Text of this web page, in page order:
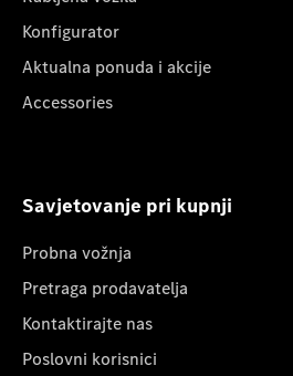
Konfigurator
Aktualna ponuda i akcije
Accessories
Savjetovanje pri kupnji
Probna vožnja
Pretraga prodavatelja
Kontaktirajte nas
Poslovni korisnici